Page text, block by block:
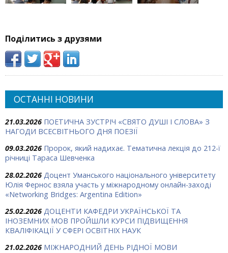
Поділитись з друзями
ОСТАННІ НОВИНИ
21.03.2026 ПОЕТИЧНА ЗУСТРІЧ «СВЯТО ДУШІ І СЛОВА» З
НАГОДИ ВСЕСВІТНЬОГО ДНЯ ПОЕЗІЇ
09.03.2026 Пророк, який надихає. Тематична лекція до 212-ї
річниці Тараса Шевченка
28.02.2026 Доцент Уманського національного університету
Юлія Фернос взяла участь у міжнародному онлайн-заході
«Networking Bridges: Argentina Edition»
25.02.2026 ДОЦЕНТИ КАФЕДРИ УКРАЇНСЬКОЇ ТА
ІНОЗЕМНИХ МОВ ПРОЙШЛИ КУРСИ ПІДВИЩЕННЯ
КВАЛІФІКАЦІЇ У СФЕРІ ОСВІТНІХ НАУК
21.02.2026 МІЖНАРОДНИЙ ДЕНЬ РІДНОЇ МОВИ